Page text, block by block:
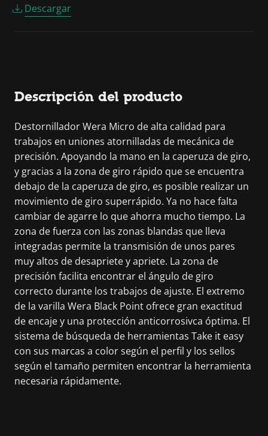
Descargar
Descripción del producto
Destornillador Wera Micro de alta calidad para
trabajos en uniones atornilladas de mecánica de
precisión. Apoyando la mano en la caperuza de giro,
y gracias a la zona de giro rápido que se encuentra
debajo de la caperuza de giro, es posible realizar un
movimiento de giro superrápido. Ya no hace falta
cambiar de agarre lo que ahorra mucho tiempo. La
zona de fuerza con las zonas blandas que lleva
integradas permite la transmisión de unos pares
muy altos de desapriete y apriete. La zona de
precisión facilita encontrar el ángulo de giro
correcto durante los trabajos de ajuste. El extremo
de la varilla Wera Black Point ofrece gran exactitud
de encaje y una protección anticorrosivca óptima. El
sistema de búsqueda de herramientas Take it easy
con sus marcas a color según el perfil y los sellos
según el tamaño permiten encontrar la herramienta
necesaria rápidamente.